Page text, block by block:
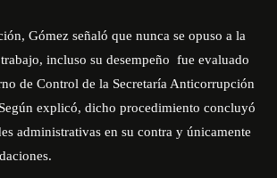
Gómez señaló que nunca se opuso a la
incluso su desempeño fue evaluado
de Control de la Secretaría Anticorrupción
explicó, dicho procedimiento concluyó
administrativas en su contra y únicamente